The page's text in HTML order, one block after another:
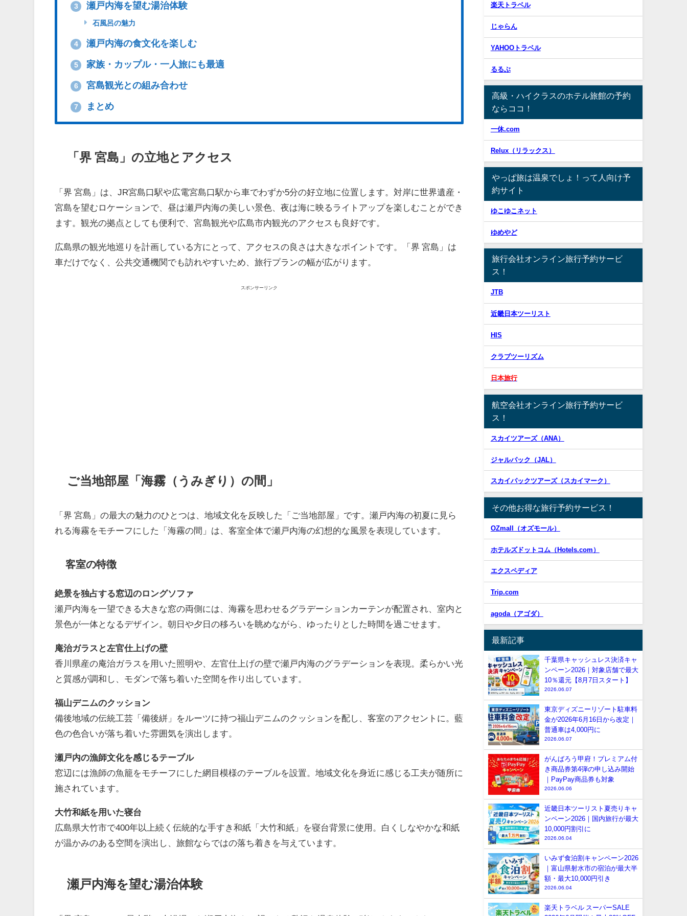
3 瀬戸内海を望む湯治体験
石風呂の魅力
4 瀬戸内海の食文化を楽しむ
5 家族・カップル・一人旅にも最適
6 宮島観光との組み合わせ
7 まとめ
「界 宮島」の立地とアクセス
「界 宮島」は、JR宮島口駅や広電宮島口駅から車でわずか5分の好立地に位置します。対岸に世界遺産・
宮島を望むロケーションで、昼は瀬戸内海の美しい景色、夜は海に映るライトアップを楽しむことができ
ます。観光の拠点としても便利で、宮島観光や広島市内観光のアクセスも良好です。
広島県の観光地巡りを計画している方にとって、アクセスの良さは大きなポイントです。「界 宮島」は
車だけでなく、公共交通機関でも訪れやすいため、旅行プランの幅が広がります。
スポンサーリンク
ご当地部屋「海霧（うみぎり）の間」
「界 宮島」の最大の魅力のひとつは、地域文化を反映した「ご当地部屋」です。瀬戸内海の初夏に見ら
れる海霧をモチーフにした「海霧の間」は、客室全体で瀬戸内海の幻想的な風景を表現しています。
客室の特徴
絶景を独占する窓辺のロングソファ
瀬戸内海を一望できる大きな窓の両側には、海霧を思わせるグラデーションカーテンが配置され、室内と
景色が一体となるデザイン。朝日や夕日の移ろいを眺めながら、ゆったりとした時間を過ごせます。
庵治ガラスと左官仕上げの壁
香川県産の庵治ガラスを用いた照明や、左官仕上げの壁で瀬戸内海のグラデーションを表現。柔らかい光
と質感が調和し、モダンで落ち着いた空間を作り出しています。
福山デニムのクッション
備後地域の伝統工芸「備後絣」をルーツに持つ福山デニムのクッションを配し、客室のアクセントに。藍
色の色合いが落ち着いた雰囲気を演出します。
瀬戸内の漁師文化を感じるテーブル
窓辺には漁師の魚籠をモチーフにした網目模様のテーブルを設置。地域文化を身近に感じる工夫が随所に
施されています。
大竹和紙を用いた寝台
広島県大竹市で400年以上続く伝統的な手すき和紙「大竹和紙」を寝台背景に使用。白くしなやかな和紙
が温かみのある空間を演出し、旅館ならではの落ち着きを与えています。
瀬戸内海を望む湯治体験
楽天トラベル
じゃらん
YAHOOトラベル
るるぶ
高級・ハイクラスのホテル旅館の予約
ならココ！
一休.com
Relux（リラックス）
やっぱ旅は温泉でしょ！って人向け予
約サイト
ゆこゆこネット
ゆめやど
旅行会社オンライン旅行予約サービ
ス！
JTB
近畿日本ツーリスト
HIS
クラブツーリズム
日本旅行
航空会社オンライン旅行予約サービ
ス！
スカイツアーズ（ANA）
ジャルパック（JAL）
スカイパックツアーズ（スカイマーク）
その他お得な旅行予約サービス！
OZmall（オズモール）
ホテルズドットコム（Hotels.com）
エクスペディア
Trip.com
agoda（アゴダ）
最新記事
千葉県キャッシュレス決済キャ
ンペーン2026｜対象店舗で最大
10％還元【8月7日スタート】
2026.06.07
東京ディズニーリゾート駐車料
金が2026年6月16日から改定｜
普通車は4,000円に
2026.06.07
がんばろう甲府！プレミアム付
き商品券第4弾の申し込み開始
｜PayPay商品券も対象
2026.06.06
近畿日本ツーリスト夏売りキャ
ンペーン2026｜国内旅行が最大
10,000円割引に
2026.06.04
いみず食泊割キャンペーン2026
｜富山県射水市の宿泊が最大半
額・最大10,000円引き
2026.06.04
楽天トラベル スーパーSALE